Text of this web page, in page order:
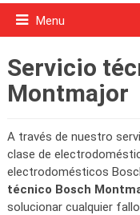
Menu
Servicio
Montmajor
A través de nuestro
clase de
electrodomésticos
técnico Bosch
solucionar cualquier